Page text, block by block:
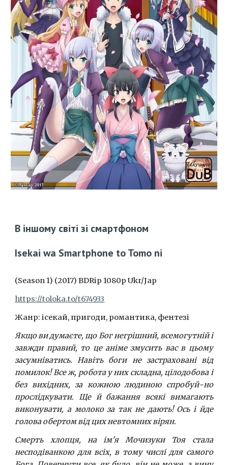
В іншому світі зі смартфоном
Isekai wa Smartphone to Tomo ni
(Season 1) (2017) BDRip 1080p Ukr/Jap
https://toloka.to/t674933
Жанр: ісекай, пригоди, романтика, фентезі
Якщо ви думаєте, що Бог негрішний, всемогутній і
завжди правий, то це аніме змусить вас в цьому
засумніватись. Навіть боги не застраховані від
помилок! Все ж, робота у них складна, цілодобова і
без вихідних, за кожною людиною спробуй-но
прослідкувати. Ще й бажання всякі вимагають
виконувати, а молоко за так не дають! Ось і йде
голова обертом від цих невтомних вірян.
Смерть хлопця, на ім'я Мочизуки Тоя стала
несподіванкою для всіх, в тому числі для самого